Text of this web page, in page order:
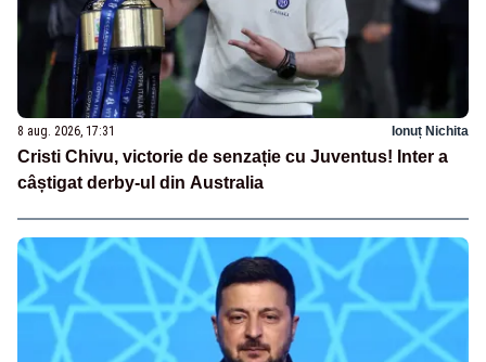
8 aug. 2026, 17:31 Ionuț Nichita
Cristi Chivu, victorie de senzație cu Juventus! Inter a
câștigat derby-ul din Australia